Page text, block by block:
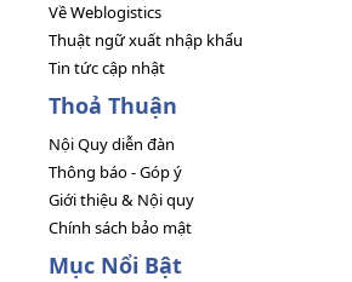
Về Weblogistics
Thuật ngữ xuất nhập khẩu
Tin tức cập nhật
Thoả Thuận
Nội Quy diễn đàn
Thông báo - Góp ý
Giới thiệu & Nội quy
Chính sách bảo mật
Mục Nổi Bật